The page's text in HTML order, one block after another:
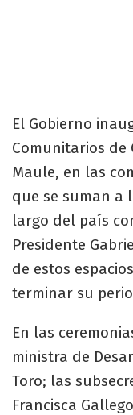
El Gobierno
Comunitarios de
Maule, en las
que se suman a
largo del país
Presidente
de estos
terminar su
En las
ministra de
Toro; las
Francisca